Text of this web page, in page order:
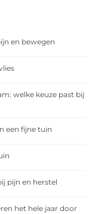
en bewegen
welke keuze past bij
een fijne tuin
pijn en herstel
het hele jaar door